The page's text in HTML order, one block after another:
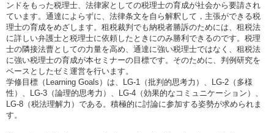
ンドをもった税理士、法律家としての税理士の育成が社会から要請され
ています。通達によらずに、法律条文を自ら解釈して，主張ができる税
理士の育成をめざします。租税裁判でも納税者勝訴のためには、租税法
に詳しい弁護士と税理士に依頼したときにのみ勝利できるのです。税理
士の隣接法曹としての力量を高め、通達に強い税理士ではなく、租税法
に強い税理士の育成が本セミナーの目標です。そのために、判例研究を
ベースとしたゼミ運営を行います。
学修目標（Learning Goals）は、LG-1（批判的思考力）、LG-2（多様
性）、LG-3（論理的思考力）、LG-4（効果的なコミュニケーション）、
LG-8（税法理解力）である。積極的に討論に参加する姿勢が求められま
す。